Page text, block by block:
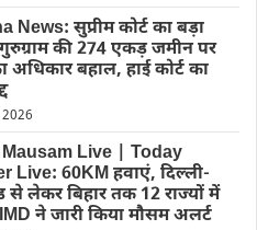
News: सुप्रीम कोर्ट का बड़ा
की 274 एकड़ जमीन पर
अधिकार बहाल, हाई कोर्ट का
Live | Today
Live: 60KM हवाएं, दिल्ली-
से लेकर बिहार तक 12 राज्यों में
ने जारी किया मौसम अलर्ट